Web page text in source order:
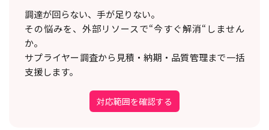
調達が回らない、手が足りない。
その悩みを、外部リソースで“今すぐ解消“しません
か。
サプライヤー調査から見積・納期・品質管理まで一括
支援します。
対応範囲を確認する